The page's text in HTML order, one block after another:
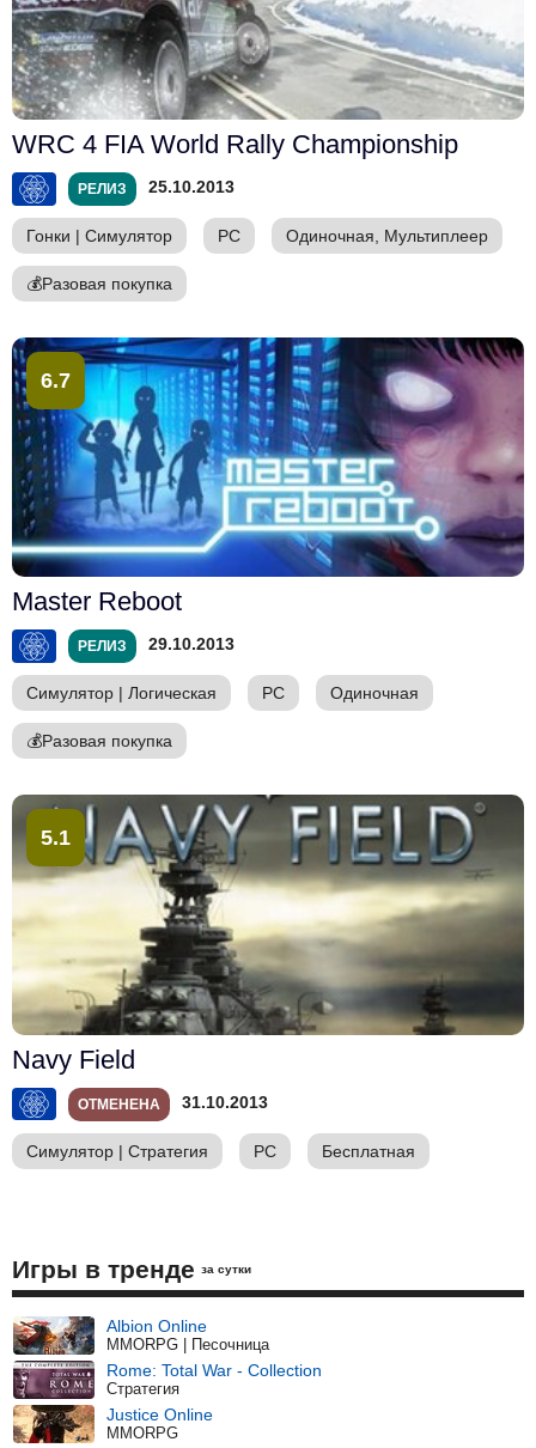
WRC 4 FIA World Rally Championship
РЕЛИЗ 25.10.2013
Гонки | Симулятор PC Одиночная, Мультиплеер
💰Разовая покупка
6.7
Master Reboot
РЕЛИЗ 29.10.2013
Симулятор | Логическая PC Одиночная
💰Разовая покупка
5.1
Navy Field
ОТМЕНЕНА 31.10.2013
Симулятор | Стратегия PC Бесплатная
Игры в тренде за сутки
Albion Online
MMORPG | Песочница
Rome: Total War - Collection
Стратегия
Justice Online
MMORPG